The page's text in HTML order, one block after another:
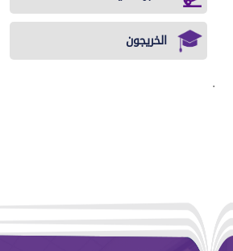
الخريجون
.